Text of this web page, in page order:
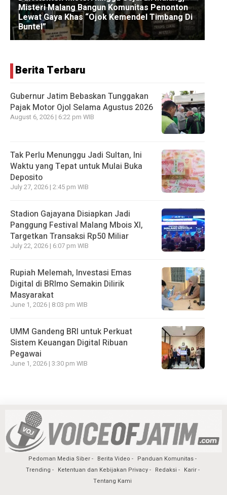
Berita Terbaru
Gubernur Jatim Bebaskan Tunggakan
Pajak Motor Ojol Selama Agustus 2026
August 6, 2026 | 6:22 pm WIB
Tak Perlu Menunggu Jadi Sultan, Ini
Waktu yang Tepat untuk Mulai Buka
Deposito
July 27, 2026 | 2:45 pm WIB
Stadion Gajayana Disiapkan Jadi
Panggung Festival Malang Mbois XI,
Targetkan Transaksi Rp50 Miliar
July 22, 2026 | 6:07 pm WIB
Rupiah Melemah, Investasi Emas
Digital di BRImo Semakin Dilirik
Masyarakat
June 1, 2026 | 8:03 pm WIB
UMM Gandeng BRI untuk Perkuat
Sistem Keuangan Digital Ribuan
Pegawai
June 1, 2026 | 3:30 pm WIB
Pedoman Media Siber Berita Video
Panduan Komunitas
Trending
Ketentuan dan Kebijakan Privacy Redaksi
Karir
Tentang Kami